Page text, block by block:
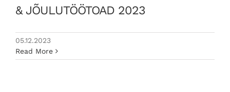
& JÕULUTÖÖTOAD 2023
05.12.2023
Read More